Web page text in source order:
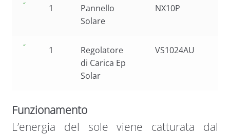
1
Pannello
Solare
NX10P
1
Regolatore
di Carica Ep
Solar
VS1024AU
Funzionamento
L’energia del sole viene catturata dal